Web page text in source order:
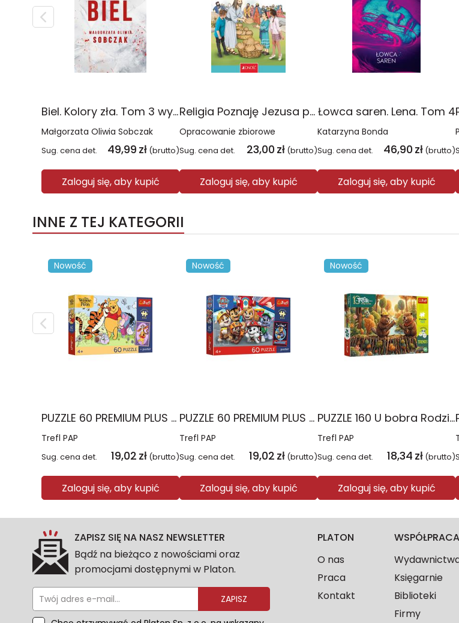
Biel. Kolory zła. Tom 3 wyd. 2025
Małgorzata Oliwia Sobczak
Sug. cena det. 49,99 zł (brutto)
Zaloguj się, aby kupić
Religia Poznaję Jezusa podręcznik dla klasy 3 szkoły podstawowej
Opracowanie zbiorowe
Sug. cena det. 23,00 zł (brutto)
Zaloguj się, aby kupić
Łowca saren. Lena. Tom 4
Katarzyna Bonda
Sug. cena det. 46,90 zł (brutto)
Zaloguj się, aby kupić
INNE Z TEJ KATEGORII
Nowość
PUZZLE 60 PREMIUM PLUS KIDS Uśmiech i miód Kubuś Puchatek 17437
Trefl PAP
Sug. cena det. 19,02 zł (brutto)
Zaloguj się, aby kupić
Nowość
PUZZLE 60 PREMIUM PLUS KIDS Psie popołudnie Psi Patrol17432
Trefl PAP
Sug. cena det. 19,02 zł (brutto)
Zaloguj się, aby kupić
Nowość
PUZZLE 160 U bobra Rodzina Treflików 15448
Trefl PAP
Sug. cena det. 18,34 zł (brutto)
Zaloguj się, aby kupić
ZAPISZ SIĘ NA NASZ NEWSLETTER
Bądź na bieżąco z nowościami oraz
promocjami dostępnymi w Platon.
ZAPISZ
PLATON
O nas
Praca
Kontakt
WSPÓŁPRACA
Księgarnie
Biblioteki
Firmy